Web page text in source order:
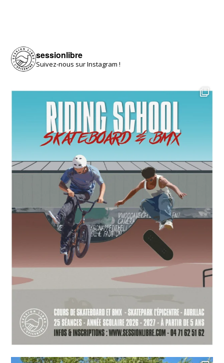
sessionlibre
Suivez-nous sur Instagram !